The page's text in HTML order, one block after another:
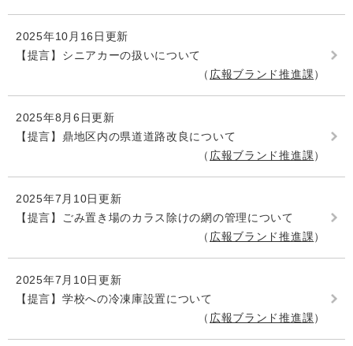
2025年10月16日更新
【提言】シニアカーの扱いについて
広報ブランド推進課
2025年8月6日更新
【提言】鼎地区内の県道道路改良について
広報ブランド推進課
2025年7月10日更新
【提言】ごみ置き場のカラス除けの網の管理について
広報ブランド推進課
2025年7月10日更新
【提言】学校への冷凍庫設置について
広報ブランド推進課